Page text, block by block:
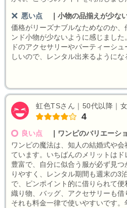
悪い点
小物の品揃えが少な
価格がリーズナブルなためなのか
ンド小物が少ないように感じまし
ドのアクセサリーやパーティーシ
しいので、レンタル出来るようにな
虹色TSさん｜50代以降｜
4
良い点
ワンピのバリエーシ
ワンピの魔法は、知人の結婚式や
ています。いちばんのメリットは
豊富で、自分に似合う服が必ず見
りやすく、レンタル期間も週末の3
で、ピンポイント的に借りられて
織り物、バッグ、アクセサリーも借
それも料金一律で使いやすいです